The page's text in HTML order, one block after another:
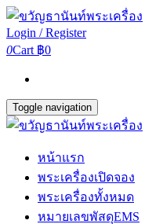
Login / Register
0Cart ฿0
Toggle navigation
หน้าแรก
พระเครื่องเปิดจอง
พระเครื่องทั้งหมด
หมายเลขพัสดุEMS